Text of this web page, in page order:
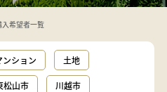
入希望者一覧
ンション 土地
松山市 川越市